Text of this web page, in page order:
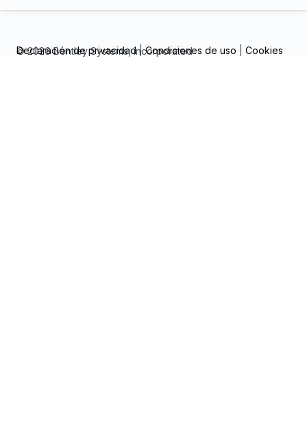
© 2026 Bentley Systems, incorporated
Declaración de privacidad|Condiciones de uso Cookies